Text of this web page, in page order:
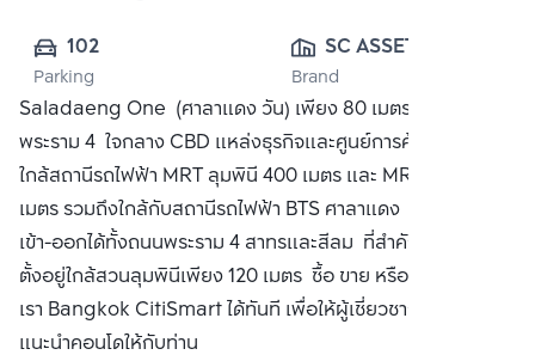
102
Parking
SC ASSET
CORPORATION
PUBLIC CO.,
LTD.
Brand
Saladaeng One (ศาลาแดง วัน) เพียง 80 เมตร จากถนน
พระราม 4 ใจกลาง CBD แหล่งธุรกิจและศูนย์การค้าชั้นนำ อีกทั้ง
ใกล้สถานีรถไฟฟ้า MRT ลุมพินี 400 เมตร และ MRT สีลม 600
เมตร รวมถึงใกล้กับสถานีรถไฟฟ้า BTS ศาลาแดง นอกจากนี้ยัง
เข้า-ออกได้ทั้งถนนพระราม 4 สาทรและสีลม ที่สำคัญโครงการยัง
ตั้งอยู่ใกล้สวนลุมพินีเพียง 120 เมตร ซื้อ ขาย หรือ เช่า ติดต่อหา
เรา Bangkok CitiSmart ได้ทันที เพื่อให้ผู้เชี่ยวชาญของเราได้
แนะนำคอนโดให้กับท่าน